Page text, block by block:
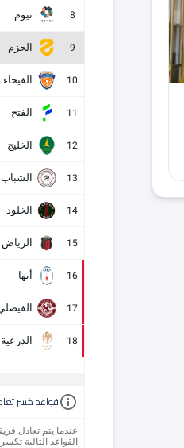
8 نيوم
9 الحزم
10 الفيحاء
11 الفتح
12 الخليج
13 الشباب
14 الخلود
15 الرياض
16 أبها
17
18 الدرعية
قواعد كسر
عندما يتم تعادل
القواعد التالية